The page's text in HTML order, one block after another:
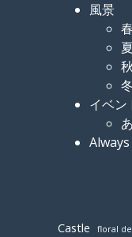
風景
春
夏
秋
冬
イベン
Always
Castle floral